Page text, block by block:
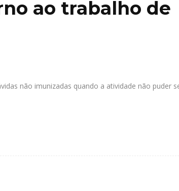
ao trabalho de
não imunizadas quando a atividade não puder